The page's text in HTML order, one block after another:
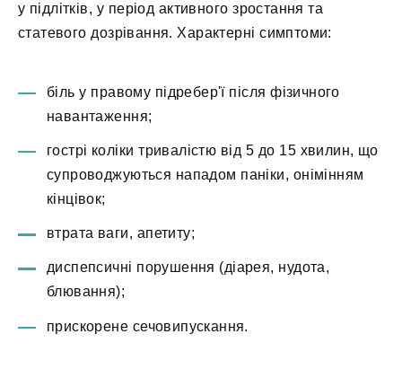
у підлітків, у період активного зростання та
статевого дозрівання. Характерні симптоми:
біль у правому підребер'ї після фізичного
навантаження;
гострі коліки тривалістю від 5 до 15 хвилин, що
супроводжуються нападом паніки, онімінням
кінцівок;
втрата ваги, апетиту;
диспепсичні порушення (діарея, нудота,
блювання);
прискорене сечовипускання.